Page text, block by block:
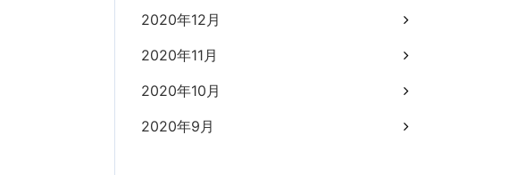
2020年12月
2020年11月
2020年10月
2020年9月